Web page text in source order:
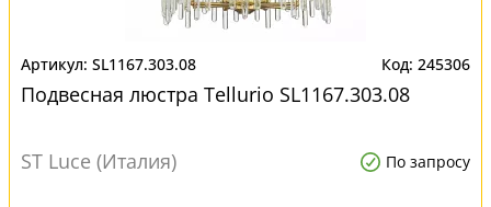
SL1167.303.08 245306
Подвесная люстра Tellurio SL1167.303.08
ST Luce (Италия) По запросу